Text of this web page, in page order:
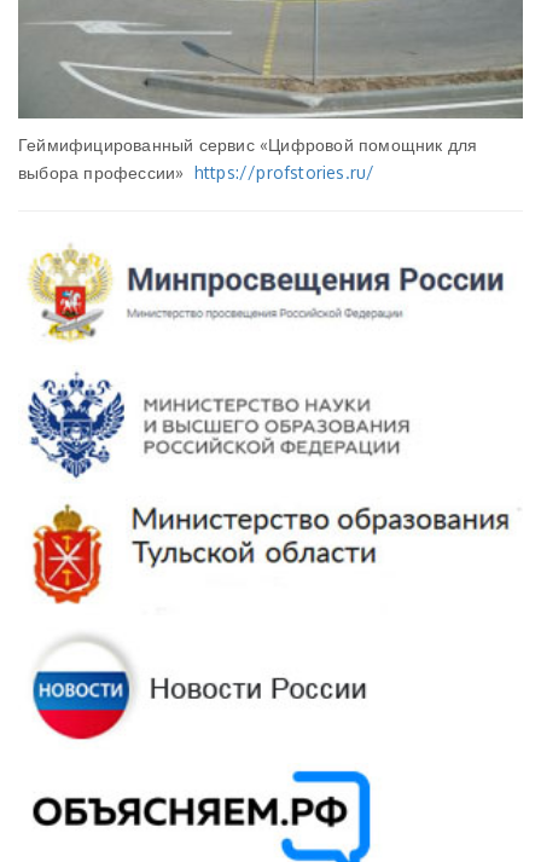
Геймифицированный сервис «Цифровой помощник для
выбора профессии» https://profstories.ru/